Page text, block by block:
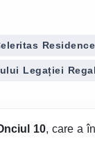
Residence
Legației
10, care a